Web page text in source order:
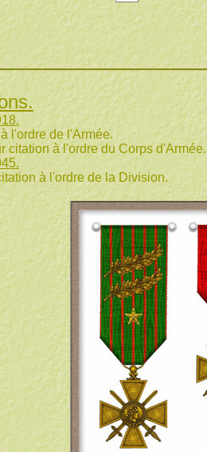
de l'Armée.
à l'ordre du Corps d'Armée.
l'ordre de la Division.